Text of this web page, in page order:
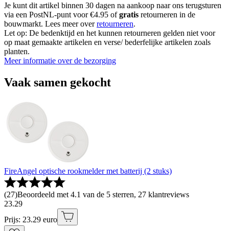
Je kunt dit artikel binnen 30 dagen na aankoop naar ons terugsturen
via een PostNL-punt voor €4.95 ofgratis retourneren in de
bouwmarkt. Lees meer overretourneren.
Let op: De bedenktijd en het kunnen retourneren gelden niet voor
op maat gemaakte artikelen en verse/ bederfelijke artikelen zoals
planten.
Meer informatie over de bezorging
Vaak samen gekocht
FireAngel optische rookmelder met batterij (2 stuks)
(27)Beoordeeld met 4.1 van de 5 sterren, 27 klantreviews
23.29
Prijs: 23.29 euro